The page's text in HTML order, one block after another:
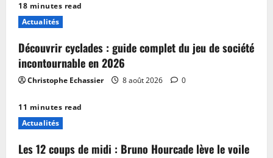
18 minutes read
Actualités
Découvrir cyclades : guide complet du jeu de société
incontournable en 2026
Christophe Echassier 8 août 2026 0
11 minutes read
Actualités
Les 12 coups de midi : Bruno Hourcade lève le voile